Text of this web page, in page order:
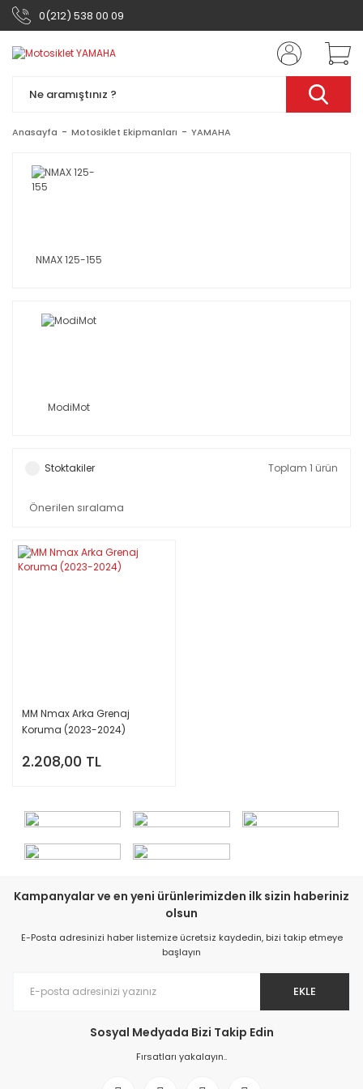
0(212) 538 00 09
Anasayfa Motosiklet Ekipmanları YAMAHA
NMAX 125-155
ModiMot
Stoktakiler Toplam 1 ürün
MM Nmax Arka Grenaj
Koruma (2023-2024)
2.208,00 TL
Kampanyalar ve en yeni ürünlerimizden ilk sizin haberiniz
olsun
E-Posta adresinizi haber listemize ücretsiz kaydedin, bizi takip etmeye
başlayın
EKLE
Sosyal Medyada Bizi Takip Edin
Fırsatları yakalayın..